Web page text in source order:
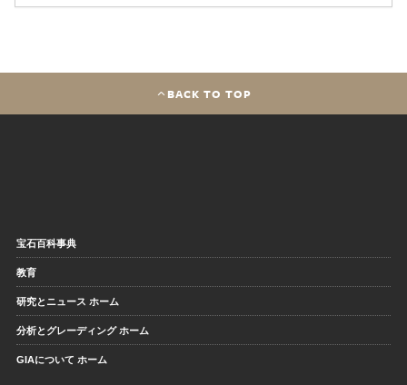
BACK TO TOP
宝石百科事典
教育
研究とニュース ホーム
分析とグレーディング ホーム
GIAについて ホーム